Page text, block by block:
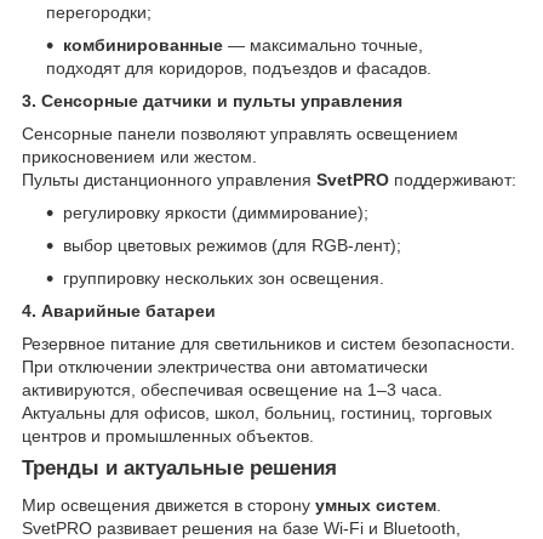
перегородки;
комбинированные — максимально точные,
подходят для коридоров, подъездов и фасадов.
3. Сенсорные датчики и пульты управления
Сенсорные панели позволяют управлять освещением
прикосновением или жестом.
Пульты дистанционного управления SvetPRO поддерживают:
регулировку яркости (диммирование);
выбор цветовых режимов (для RGB-лент);
группировку нескольких зон освещения.
4. Аварийные батареи
Резервное питание для светильников и систем безопасности.
При отключении электричества они автоматически
активируются, обеспечивая освещение на 1–3 часа.
Актуальны для офисов, школ, больниц, гостиниц, торговых
центров и промышленных объектов.
Тренды и актуальные решения
Мир освещения движется в сторону умных систем
SvetPRO развивает решения на базе Wi-Fi и Bluetooth,